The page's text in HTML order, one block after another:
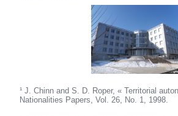
¹ J. Chinn and S. D. Roper, « Territorial
Nationalities Papers, Vol. 26, No. 1, 1998.